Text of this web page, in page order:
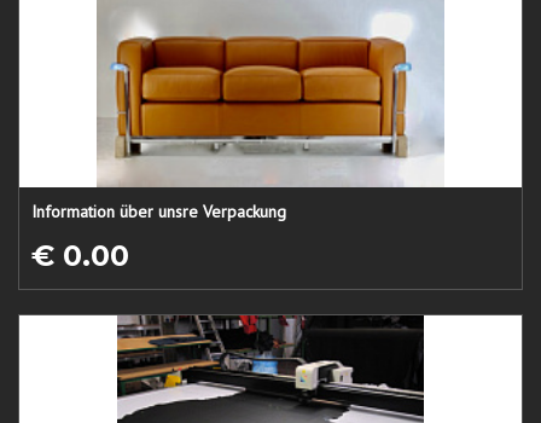
Information über unsre Verpackung
€ 0.00